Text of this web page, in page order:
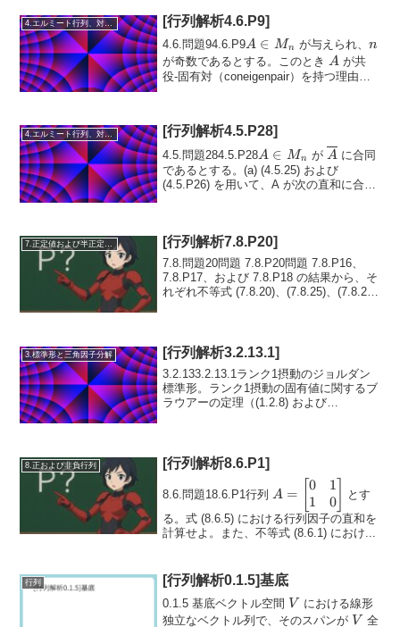
4.エルミート行列、対称行列、合同行列 [行列解析4.6.P9]
4.6.問題94.6.P9A
\in
M_n
A ∈ Mn が与えられ、n
n
が奇数であるとする。このときA
A が共
役-固有対（coneigenpair）を持つ理由を
4.エルミート行列、対称行列、合同行列 [行列解析4.5.P28]
4.5.問題284.5.P28A ∈
M_n
A ∈ Mn が A に合同
であるとする。(a) (4.5.25) および
(4.5.P26) を用いて、A が次の直和に合同
7.正定値および半正定値行列 [行列解析7.8.P20]
7.8.問題20問題 7.8.P20問題 7.8.P16、
7.8.P17、および 7.8.P18 の結果から、そ
れぞれ不等式 (7.8.20)、(7.8.25)、(7.8.28)
3.標準形と三角因子分解 [行列解析3.2.13.1]
3.2.133.2.13.1ランク1摂動のジョルダン
標準形。ランク1摂動の固有値に関するブ
ラウアーの定理（(1.2.8) および
8.正および非負行列 [行列解析8.6.P1]
8.6.問題18.6.P1行列
A =
\begin{bmatrix}
0 & 1 \\ 1 & 0
\end{bmatrix}
A =
0
1
1
0
とす
る。式 (8.6.5) における行列因子の直和を
計算せよ。また、不等式 (8.6.1) におけ...
行列 [行列解析0.1.5]基底
0.1.5 基底ベクトル空間 V
V
における線形
独立なベクトル列で、そのスパンが V
V 全